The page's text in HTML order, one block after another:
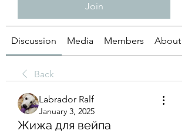
Join
Discussion Media Members About
Back
Labrador Ralf
January 3, 2025
Жижа для вейпа